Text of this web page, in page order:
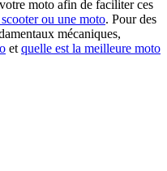
moto afin de faciliter ces
ou une moto. Pour des
mécaniques,
et quelle est la meilleure moto